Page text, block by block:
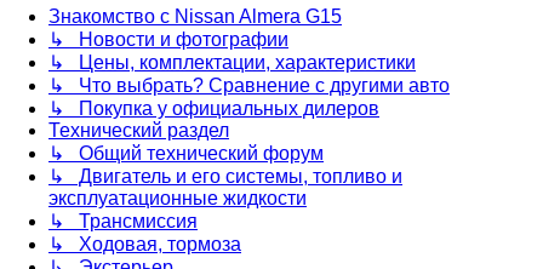
Знакомство с Nissan Almera G15
↳ Новости и фотографии
↳ Цены, комплектации, характеристики
↳ Что выбрать? Сравнение с другими авто
↳ Покупка у официальных дилеров
Технический раздел
↳ Общий технический форум
↳ Двигатель и его системы, топливо и
эксплуатационные жидкости
↳ Трансмиссия
↳ Ходовая, тормоза